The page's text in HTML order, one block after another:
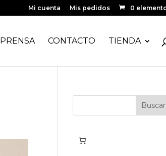
Mi cuenta Mis pedidos 0
PRENSA CONTACTO TIENDA